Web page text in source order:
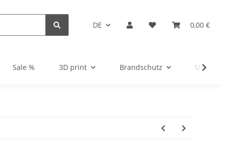
DE 0,00 €
Sale % 3D print Brandschutz